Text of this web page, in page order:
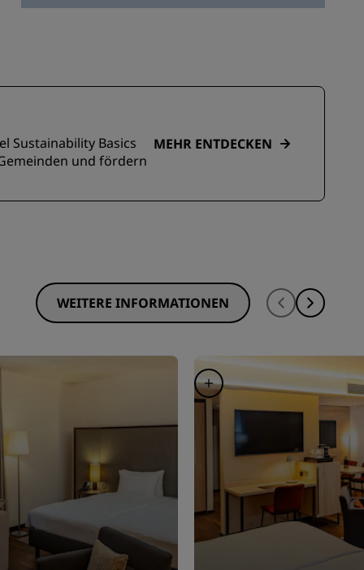
Sustainability Basics
und fördern
MEHR ENTDECKEN
WEITERE INFORMATIONEN